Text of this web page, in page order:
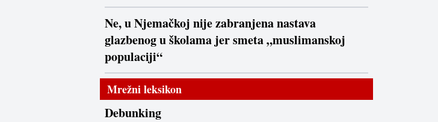
Ne, u Njemačkoj nije zabranjena nastava
glazbenog u školama jer smeta „muslimanskoj
populaciji“
Mrežni leksikon
Debunking